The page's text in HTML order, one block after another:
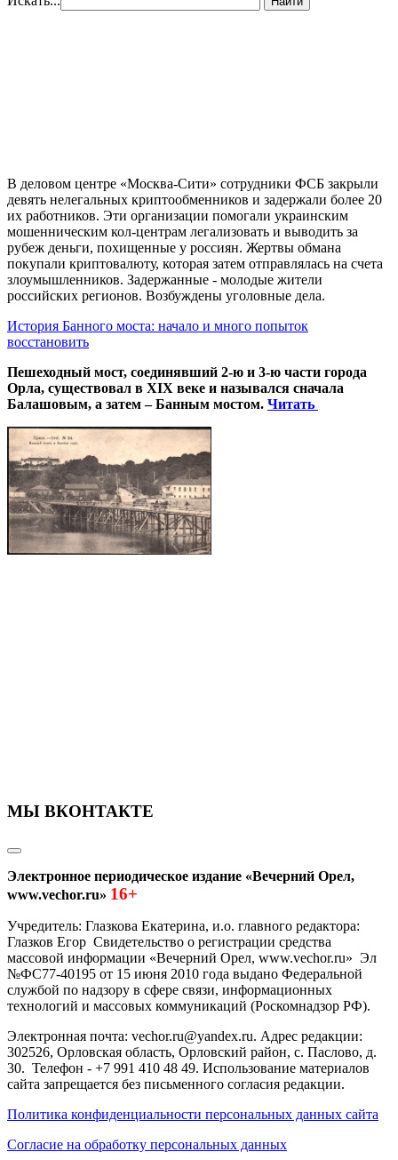
В деловом центре «Москва-Сити» сотрудники ФСБ закрыли
девять нелегальных криптообменников и задержали более 20
их работников. Эти организации помогали украинским
мошенническим кол-центрам легализовать и выводить за
рубеж деньги, похищенные у россиян. Жертвы обмана
покупали криптовалюту, которая затем отправлялась на счета
злоумышленников. Задержанные - молодые жители
российских регионов. Возбуждены уголовные дела.
История Банного моста: начало и много попыток
восстановить
Пешеходный мост, соединявший 2-ю и 3-ю части города
Орла, существовал в XIX веке и назывался сначала
Балашовым, а затем – Банным мостом. Читать
МЫ ВКОНТАКТЕ
Электронное периодическое издание «Вечерний Орел,
www.vechor.ru» 16+
Учредитель: Глазкова Екатерина, и.о. главного редактора:
Глазков Егор Свидетельство о регистрации средства
массовой информации «Вечерний Орел, www.vechor.ru» Эл
№ФС77-40195 от 15 июня 2010 года выдано Федеральной
службой по надзору в сфере связи, информационных
технологий и массовых коммуникаций (Роскомнадзор РФ).
Электронная почта: vechor.ru@yandex.ru. Адрес редакции:
302526, Орловская область, Орловский район, с. Паслово, д.
30. Телефон - +7 991 410 48 49. Использование материалов
сайта запрещается без письменного согласия редакции.
Политика конфиденциальности персональных данных сайта
Согласие на обработку персональных данных